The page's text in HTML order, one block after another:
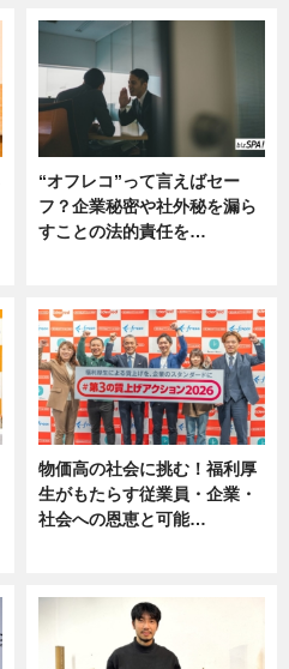
“オフレコ”って言えばセー
フ？企業秘密や社外秘を漏ら
すことの法的責任を…
物価高の社会に挑む！福利厚
生がもたらす従業員・企業・
社会への恩恵と可能…